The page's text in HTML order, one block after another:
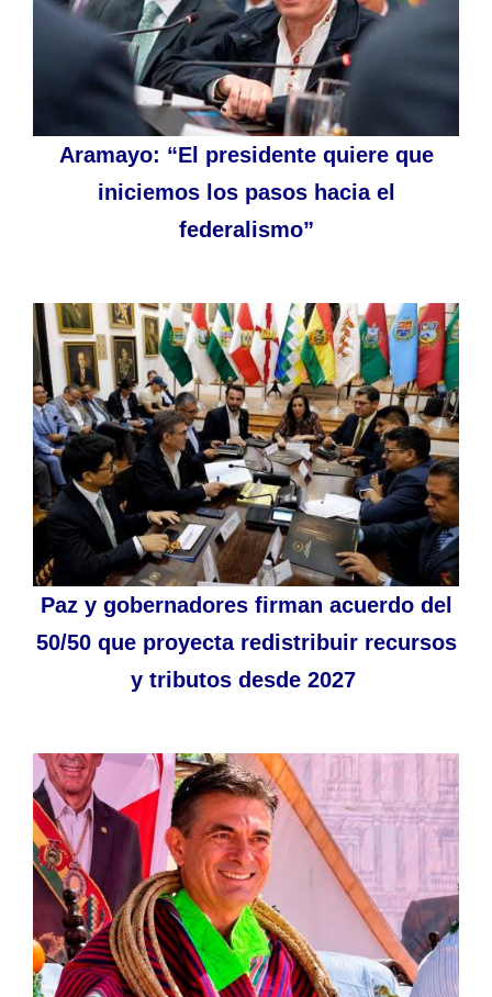
Aramayo: “El presidente quiere que
iniciemos los pasos hacia el
federalismo”
Paz y gobernadores firman acuerdo del
50/50 que proyecta redistribuir recursos
y tributos desde 2027